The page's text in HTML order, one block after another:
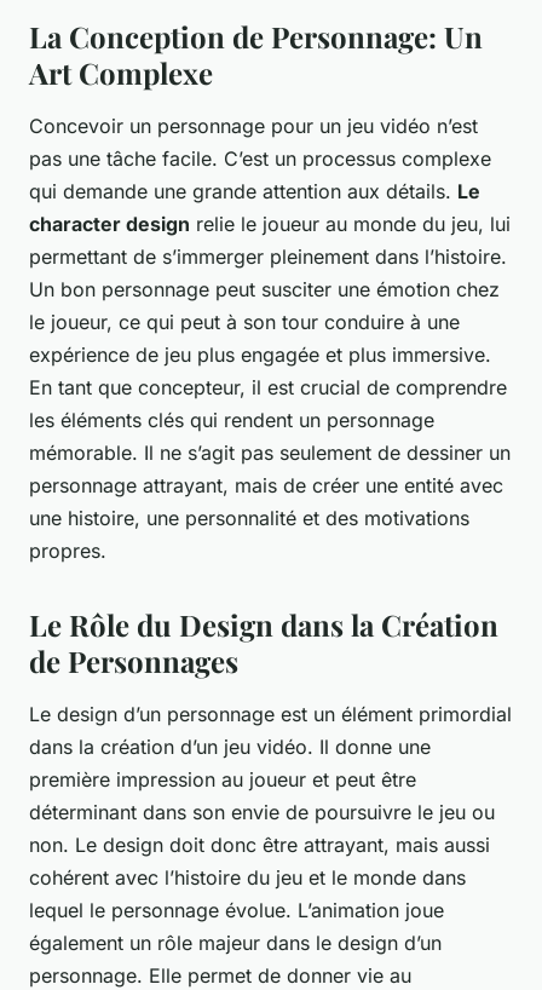
La Conception de Personnage: Un
Art Complexe
Concevoir un personnage pour un jeu vidéo n’est
pas une tâche facile. C’est un processus complexe
qui demande une grande attention aux détails. Le
character design relie le joueur au monde du jeu, lui
permettant de s’immerger pleinement dans l’histoire.
Un bon personnage peut susciter une émotion chez
le joueur, ce qui peut à son tour conduire à une
expérience de jeu plus engagée et plus immersive.
En tant que concepteur, il est crucial de comprendre
les éléments clés qui rendent un personnage
mémorable. Il ne s’agit pas seulement de dessiner un
personnage attrayant, mais de créer une entité avec
une histoire, une personnalité et des motivations
propres.
Le Rôle du Design dans la Création
de Personnages
Le design d’un personnage est un élément primordial
dans la création d’un jeu vidéo. Il donne une
première impression au joueur et peut être
déterminant dans son envie de poursuivre le jeu ou
non. Le design doit donc être attrayant, mais aussi
cohérent avec l’histoire du jeu et le monde dans
lequel le personnage évolue. L’animation joue
également un rôle majeur dans le design d’un
personnage. Elle permet de donner vie au